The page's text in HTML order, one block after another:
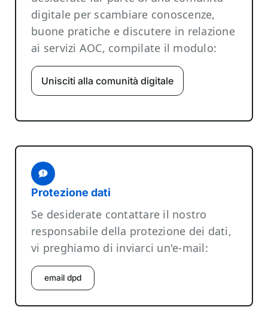
digitale per scambiare conoscenze,
buone pratiche e discutere in relazione
ai servizi AOC, compilate il modulo:
Unisciti alla comunità digitale
Protezione dati
Se desiderate contattare il nostro
responsabile della protezione dei dati,
vi preghiamo di inviarci un'e-mail:
email dpd